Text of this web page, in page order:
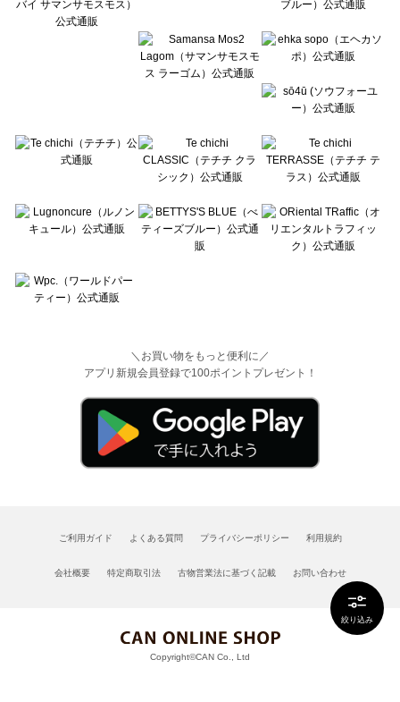
絞り込み
Wpc.（ワールドパーティー）の一覧
＼お買い物をもっと便利に／
アプリ新規会員登録で100ポイントプレゼント！
ご利用ガイド よくある質問 プライバシーポリシー 利用規約
会社概要 特定商取引法 古物営業法に基づく記載 お問い合わせ
Copyright©CAN Co., Ltd